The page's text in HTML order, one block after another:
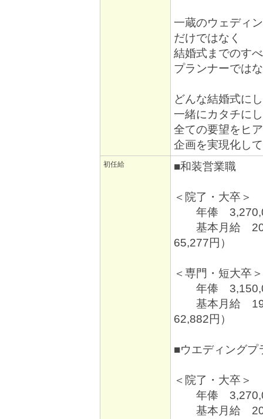
一蔵のウェディ
だけではなく
結婚式までのす
プランナーでは
どんな結婚式に
一緒にカタチに
全ての要望をヒ
企画を実現化し
初任給 ■和装営業職
＜院了・大卒＞
年俸
基本月給
65,277円）
＜専門・短大卒＞
年俸
基本月給
62,882円）
■ウエディングプ
＜院了・大卒＞
年俸
基本月給